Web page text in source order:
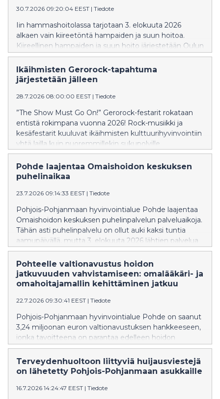
30.7.2026 09:20:04 EEST | Tiedote
Iin hammashoitolassa tarjotaan 3. elokuuta 2026
alkaen vain kiireetöntä hampaiden ja suun hoitoa.
Kiireellinen hampaiden ja suun hoito järjestetään Oulun
Dentopoliksessa.
Ikäihmisten Gerorock-tapahtuma
järjestetään jälleen
28.7.2026 08:00:00 EEST | Tiedote
”The Show Must Go On!” Gerorock-festarit rokataan
entistä rokimpana vuonna 2026! Rock-musiikki ja
kesäfestarit kuuluvat ikäihmisten kulttuurihyvinvointiin
yhtä lailla kuin nuoremmillekin sukupolville.
Pohde laajentaa Omaishoidon keskuksen
puhelinaikaa
23.7.2026 09:14:33 EEST | Tiedote
Pohjois-Pohjanmaan hyvinvointialue Pohde laajentaa
Omaishoidon keskuksen puhelinpalvelun palveluaikoja.
Tähän asti puhelinpalvelu on ollut auki kaksi tuntia
aamupäivällä, mutta 3. elokuuta 2026 lähtien palvelua
saa myös kello 12–14.
Pohteelle valtionavustus hoidon
jatkuvuuden vahvistamiseen: omalääkäri- ja
omahoitajamallin kehittäminen jatkuu
22.7.2026 09:30:41 EEST | Tiedote
Pohjois-Pohjanmaan hyvinvointialue Pohde on saanut
3,24 miljoonan euron valtionavustuksen hankkeeseen,
jonka tavoitteena on parantaa edelleen hoidon
jatkuvuutta ja sujuvoittaa perusterveydenhuollon
palveluja.
Terveydenhuoltoon liittyviä huijausviestejä
on lähetetty Pohjois-Pohjanmaan asukkaille
16.7.2026 14:24:47 EEST | Tiedote